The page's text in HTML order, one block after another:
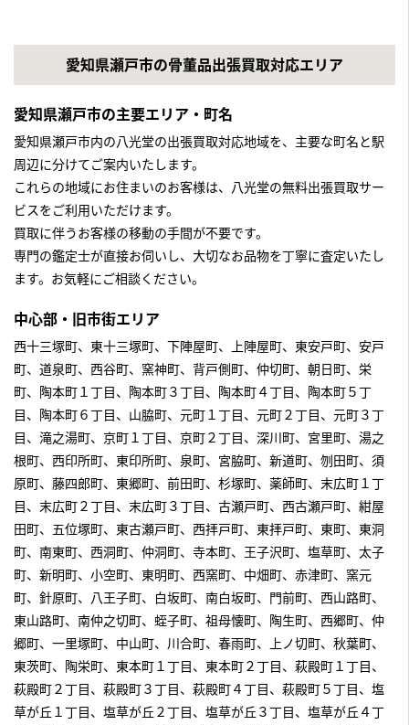
愛知県瀬戸市の骨董品出張買取対応エリア
愛知県瀬戸市の主要エリア・町名
愛知県瀬戸市内の八光堂の出張買取対応地域を、主要な町名と駅
周辺に分けてご案内いたします。
これらの地域にお住まいのお客様は、八光堂の無料出張買取サー
ビスをご利用いただけます。
買取に伴うお客様の移動の手間が不要です。
専門の鑑定士が直接お伺いし、大切なお品物を丁寧に査定いたし
ます。お気軽にご相談ください。
中心部・旧市街エリア
西十三塚町、東十三塚町、下陣屋町、上陣屋町、東安戸町、安戸
町、道泉町、西谷町、窯神町、背戸側町、仲切町、朝日町、栄
町、陶本町１丁目、陶本町３丁目、陶本町４丁目、陶本町５丁
目、陶本町６丁目、山脇町、元町１丁目、元町２丁目、元町３丁
目、滝之湯町、京町１丁目、京町２丁目、深川町、宮里町、湯之
根町、西印所町、東印所町、泉町、宮脇町、新道町、刎田町、須
原町、藤四郎町、東郷町、前田町、杉塚町、薬師町、末広町１丁
目、末広町２丁目、末広町３丁目、古瀬戸町、西古瀬戸町、紺屋
田町、五位塚町、東古瀬戸町、西拝戸町、東拝戸町、東町、東洞
町、南東町、西洞町、仲洞町、寺本町、王子沢町、塩草町、太子
町、新明町、小空町、東明町、西窯町、中畑町、赤津町、窯元
町、針原町、八王子町、白坂町、南白坂町、門前町、西山路町、
東山路町、南仲之切町、蛭子町、祖母懐町、陶生町、西郷町、仲
郷町、一里塚町、中山町、川合町、春雨町、上ノ切町、秋葉町、
東茨町、陶栄町、東本町１丁目、東本町２丁目、萩殿町１丁目、
萩殿町２丁目、萩殿町３丁目、萩殿町４丁目、萩殿町５丁目、塩
草が丘１丁目、塩草が丘２丁目、塩草が丘３丁目、塩草が丘４丁